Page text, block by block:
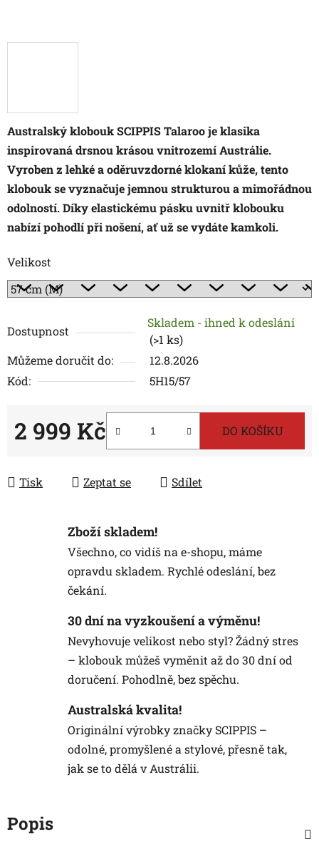
Australský klobouk SCIPPIS Talaroo je klasika
inspirovaná drsnou krásou vnitrozemí Austrálie.
Vyroben z lehké a oděruvzdorné klokaní kůže, tento
klobouk se vyznačuje jemnou strukturou a mimořádnou
odolností. Díky elastickému pásku uvnitř klobouku
nabízí pohodlí při nošení, ať už se vydáte kamkoli.
Velikost
Dostupnost
Skladem - ihned k odeslání
(>1 ks)
Můžeme doručit do:
12.8.2026
Kód:
5H15/57
2 999 Kč DO KOŠÍKU
Tisk Zeptat se Sdílet
Zboží skladem!
Všechno, co vidíš na e-shopu, máme
opravdu skladem. Rychlé odeslání, bez
čekání.
30 dní na vyzkoušení a výměnu!
Nevyhovuje velikost nebo styl? Žádný stres
– klobouk můžeš vyměnit až do 30 dní od
doručení. Pohodlně, bez spěchu.
Australská kvalita!
Originální výrobky značky SCIPPIS –
odolné, promyšlené a stylové, přesně tak,
jak se to dělá v Austrálii.
Popis